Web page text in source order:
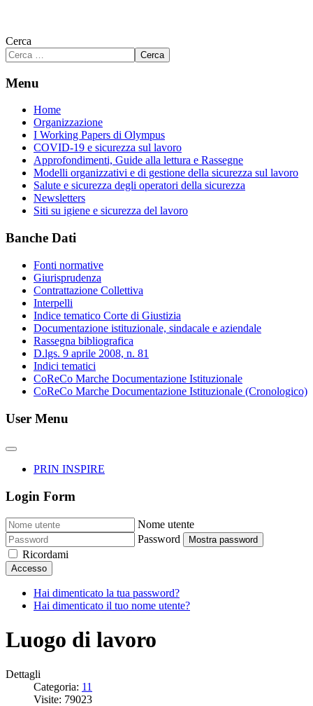
Cerca
Cerca
Menu
Home
Organizzazione
I Working Papers di Olympus
COVID-19 e sicurezza sul lavoro
Approfondimenti, Guide alla lettura e Rassegne
Modelli organizzativi e di gestione della sicurezza sul lavoro
Salute e sicurezza degli operatori della sicurezza
Newsletters
Siti su igiene e sicurezza del lavoro
Banche Dati
Fonti normative
Giurisprudenza
Contrattazione Collettiva
Interpelli
Indice tematico Corte di Giustizia
Documentazione istituzionale, sindacale e aziendale
Rassegna bibliografica
D.lgs. 9 aprile 2008, n. 81
Indici tematici
CoReCo Marche Documentazione Istituzionale
CoReCo Marche Documentazione Istituzionale (Cronologico)
User Menu
PRIN INSPIRE
Login Form
Nome utente
Password
Mostra password
Ricordami
Accesso
Hai dimenticato la tua password?
Hai dimenticato il tuo nome utente?
Luogo di lavoro
Dettagli
Categoria: 11
Visite: 79023